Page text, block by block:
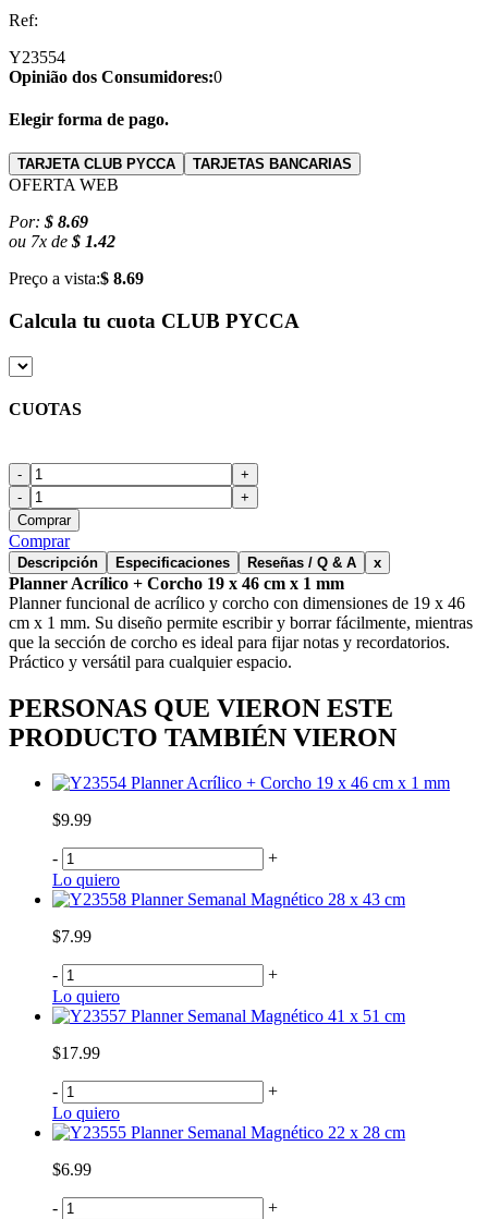
Ref:
Y23554
Opinião dos Consumidores:0
Elegir forma de pago.
TARJETA CLUB PYCCA TARJETAS BANCARIAS
OFERTA WEB
Por: $ 8.69
ou 7x de $ 1.42
Preço a vista:$ 8.69
Calcula tu cuota CLUB PYCCA
CUOTAS
-
+
-
+
Comprar
Comprar
Descripción Especificaciones Reseñas / Q & A x
Planner Acrílico + Corcho 19 x 46 cm x 1 mm
Planner funcional de acrílico y corcho con dimensiones de 19 x 46
cm x 1 mm. Su diseño permite escribir y borrar fácilmente, mientras
que la sección de corcho es ideal para fijar notas y recordatorios.
Práctico y versátil para cualquier espacio.
PERSONAS QUE VIERON ESTE
PRODUCTO TAMBIÉN VIERON
Planner Acrílico + Corcho 19 x 46 cm x 1 mm
$9.99
-
+
Lo quiero
Planner Semanal Magnético 28 x 43 cm
$7.99
-
+
Lo quiero
Planner Semanal Magnético 41 x 51 cm
$17.99
-
+
Lo quiero
Planner Semanal Magnético 22 x 28 cm
$6.99
-
+